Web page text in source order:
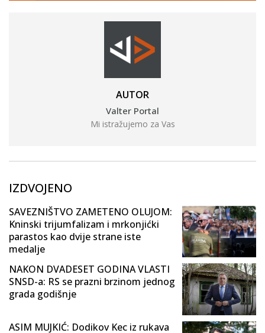
AUTOR
Valter Portal
Mi istražujemo za Vas
IZDVOJENO
SAVEZNIŠTVO ZAMETENO OLUJOM:
Kninski trijumfalizam i mrkonjićki
parastos kao dvije strane iste
medalje
NAKON DVADESET GODINA VLASTI
SNSD-a: RS se prazni brzinom jednog
grada godišnje
ASIM MUJKIĆ: Dodikov Kec iz rukava